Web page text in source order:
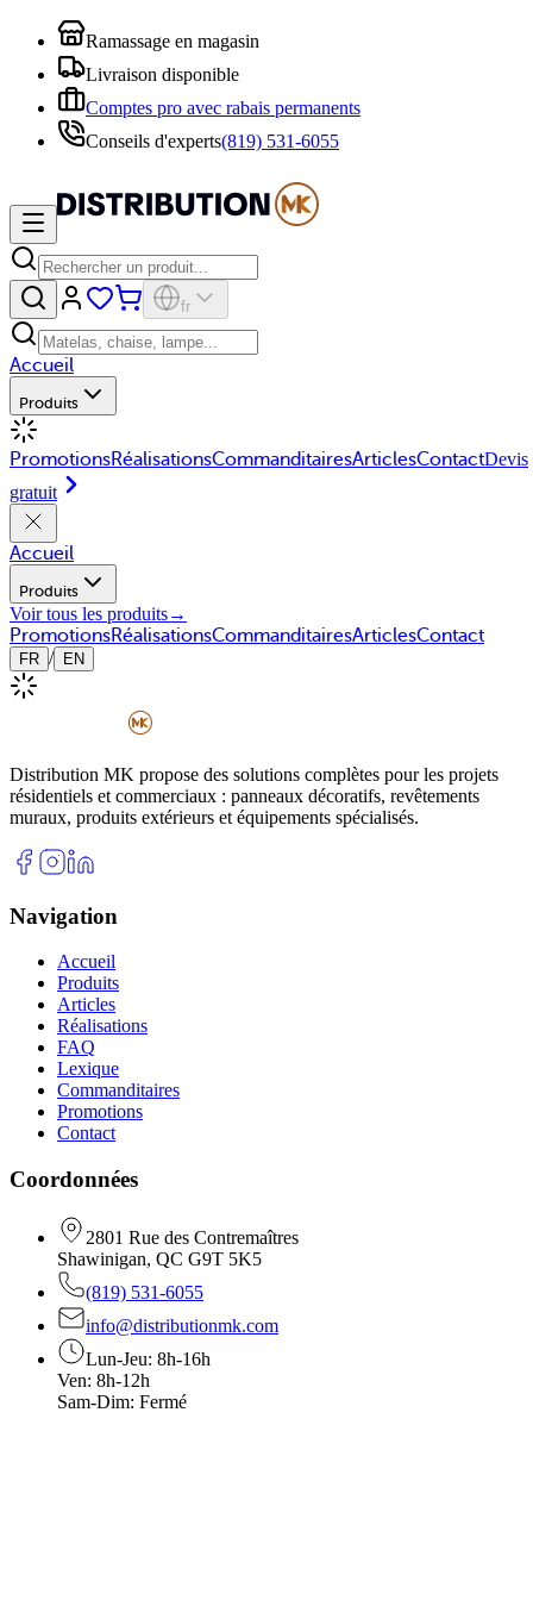
Ramassage en magasin
Livraison disponible
Comptes pro avec rabais permanents
Conseils d'experts(819) 531-6055
fr
Accueil
Produits
PromotionsRéalisationsCommanditairesArticlesContactDevis
gratuit
Accueil
Produits
Voir tous les produits→
PromotionsRéalisationsCommanditairesArticlesContact
FR / EN
Distribution MK propose des solutions complètes pour les projets
résidentiels et commerciaux : panneaux décoratifs, revêtements
muraux, produits extérieurs et équipements spécialisés.
Navigation
Accueil
Produits
Articles
Réalisations
FAQ
Lexique
Commanditaires
Promotions
Contact
Coordonnées
2801 Rue des Contremaîtres
Shawinigan, QC G9T 5K5
(819) 531-6055
info@distributionmk.com
Lun-Jeu: 8h-16h
Ven: 8h-12h
Sam-Dim: Fermé